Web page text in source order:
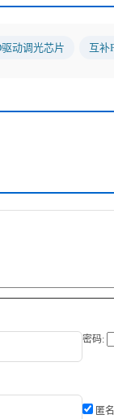
动调光芯片 互补
密码:
匿